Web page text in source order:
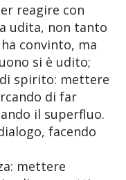
reagire con
udita, non tanto
convinto, ma
si è udito;
spirito: mettere
di far
il superfluo.
facendo
mettere